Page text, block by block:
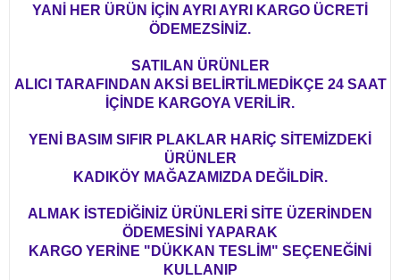
YANİ HER ÜRÜN İÇİN AYRI AYRI KARGO ÜCRETİ
ÖDEMEZSİNİZ.
SATILAN ÜRÜNLER
ALICI TARAFINDAN AKSİ BELİRTİLMEDİKÇE 24 SAAT
İÇİNDE KARGOYA VERİLİR.
YENİ BASIM SIFIR PLAKLAR HARİÇ SİTEMİZDEKİ
ÜRÜNLER
KADIKÖY MAĞAZAMIZDA DEĞİLDİR.
ALMAK İSTEDİĞİNİZ ÜRÜNLERİ SİTE ÜZERİNDEN
ÖDEMESİNİ YAPARAK
KARGO YERİNE "DÜKKAN TESLİM" SEÇENEĞİNİ
KULLANIP